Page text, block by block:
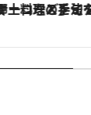
ズッキーニなどをイタリア・トスカーナの